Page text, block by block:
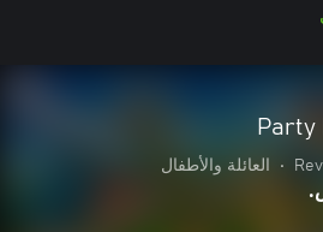
Party
• العائلة والأطفال